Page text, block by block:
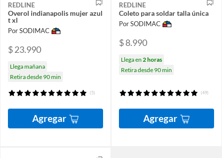
REDLINE
Overol indianapolis mujer azul
t xl
Por SODIMAC
$ 23.990
Llega mañana
Retira desde 90 min
(5)
Agregar
REDLINE
Coleto para soldar talla única
Por SODIMAC
$ 8.990
Llega en 2 horas
Retira desde 90 min
(49)
Agregar